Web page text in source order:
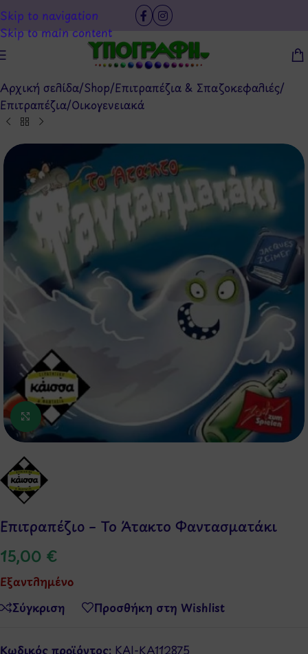
Skip to navigation
Skip to main content
Αρχική σελίδα/Shop/Επιτραπέζια & Σπαζοκεφαλιές/
Επιτραπέζια/Οικογενειακά
Κάντε κλικ για μεγέθυνση
Επιτραπέζιο – Το Άτακτο Φαντασματάκι
15,00 €
Εξαντλημένο
Σύγκριση
Προσθήκη στη Wishlist
Κωδικός προϊόντος: KAI-KA112875